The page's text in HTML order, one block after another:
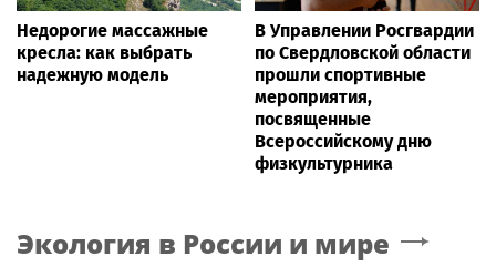
Недорогие массажные
кресла: как выбрать
надежную модель
В Управлении Росгвардии
по Свердловской области
прошли спортивные
мероприятия,
посвященные
Всероссийскому дню
физкультурника
Экология в России и мире